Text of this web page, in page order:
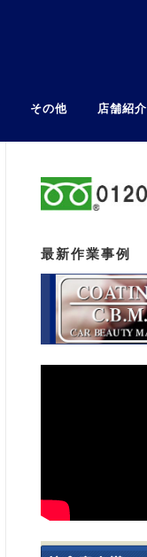
その他 店舗紹介
最新作業事例